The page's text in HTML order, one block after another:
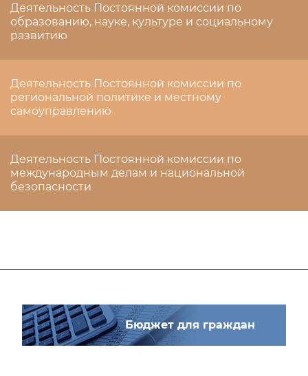
Деятельность Постоянной комиссии по
образованию, науке, культуре и социальному
развитию
Деятельность Постоянной комиссии по
региональной политике и местному
самоуправлению
Деятельность Постоянной комиссии по
международным делам и национальной
безопасности
Бюджет для граждан